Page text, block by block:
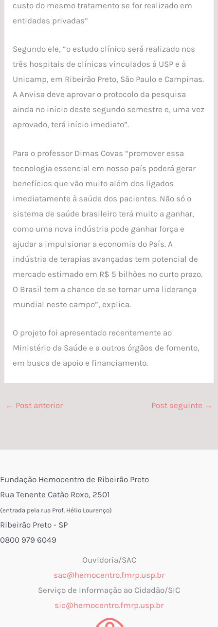
custo do mesmo tratamento se for realizado em
entidades privadas”
Segundo ele, “o estudo clínico será realizado nos
três hospitais de clínicas vinculados à USP e à
Unicamp, em Ribeirão Preto, São Paulo e Campinas.
A Anvisa deve aprovar o protocolo da pesquisa
ainda no início deste segundo semestre e, uma vez
aprovado, terá início imediato”.
Para o professor Dimas Covas “promover essa
tecnologia essencial em nosso país poderá gerar
benefícios que vão muito além dos ligados
imediatamente à saúde dos pacientes. Não só o
sistema de saúde brasileiro terá muito a ganhar,
como uma nova indústria pode ganhar força e
ajudar a impulsionar a economia do País. A
indústria de terapias avançadas tem potencial de
mercado estimado em R$ 5 bilhões no curto prazo.
O Brasil tem a chance de se tornar uma liderança
mundial neste campo”, explica.
O projeto foi apresentado recentemente ao
Ministério da Saúde e a outros órgãos de fomento,
em busca de apoio e financiamento.
← Post anterior Post seguinte →
Fundação Hemocentro de Ribeirão Preto
Rua Tenente Catão Roxo, 2501
(entrada pela rua Prof. Hélio Lourenço)
Ribeirão Preto - SP
0800 979 6049
Ouvidoria/SAC
sac@hemocentro.fmrp.usp.br
Serviço de Informação ao Cidadão/SIC
sic@hemocentro.fmrp.usp.br